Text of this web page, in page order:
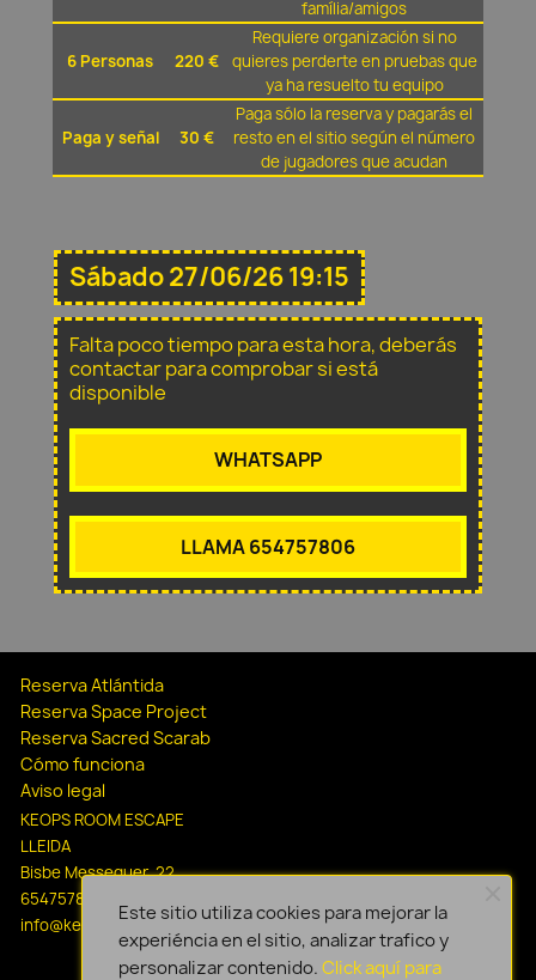
família/amigos
6 Personas 220 €
Requiere organización si no
quieres perderte en pruebas que
ya ha resuelto tu equipo
Paga y señal 30 €
Paga sólo la reserva y pagarás el
resto en el sitio según el número
de jugadores que acudan
Sábado 27/06/26 19:15
Falta poco tiempo para esta hora, deberás
contactar para comprobar si está
disponible
WHATSAPP
LLAMA 654757806
Reserva Atlántida
Reserva Space Project
Reserva Sacred Scarab
Cómo funciona
Aviso legal
KEOPS ROOM ESCAPE
LLEIDA
Bisbe Messeguer, 22
654757806
info@keopsescapelleida.com
Este sitio utiliza cookies para mejorar la
experiéncia en el sitio, analizar trafico y
personalizar contenido. Click aquí para